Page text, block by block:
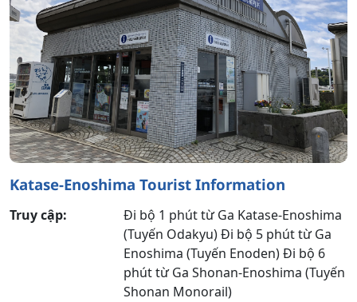
Katase-Enoshima Tourist Information
Truy cập:
Đi bộ 1 phút từ Ga Katase-Enoshima
(Tuyến Odakyu) Đi bộ 5 phút từ Ga
Enoshima (Tuyến Enoden) Đi bộ 6
phút từ Ga Shonan-Enoshima (Tuyến
Shonan Monorail)